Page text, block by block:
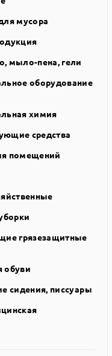
мусора
мыло-пена, гели
оборудование
химия
средства
помещений
грязезащитные
обуви
сидения, писсуары